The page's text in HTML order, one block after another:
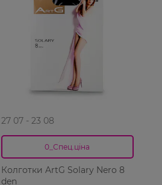
27 07 - 23 08
0_Спец.ціна
Колготки ArtG Solary Nero 8
den